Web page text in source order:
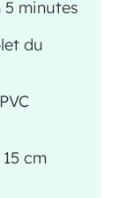
5 minutes
du
cm